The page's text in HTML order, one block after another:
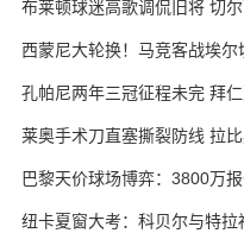
布莱顿球迷高歌调侃旧将 切
西蒙尼大轮换！马竞客战埃
孔帕尼两年三冠征程未完 拜
莱奥手术刀直塞撕裂防线 拉
巴黎天价球场博弈：3800万
纽卡夏窗大考：科贝尔与特